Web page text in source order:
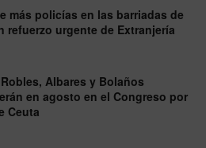
más policías en las barriadas de
refuerzo urgente de Extranjería
Albares y Bolaños
en agosto en el Congreso por
Ceuta